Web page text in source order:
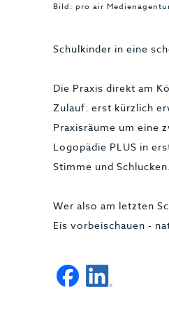
Bild: pro air
Schulkinder in eine
Die Praxis direkt am
Zulauf. erst kürzlich
Praxisräume um eine
Logopädie PLUS in
Stimme und
Wer also am letzten
Eis vorbeischauen -